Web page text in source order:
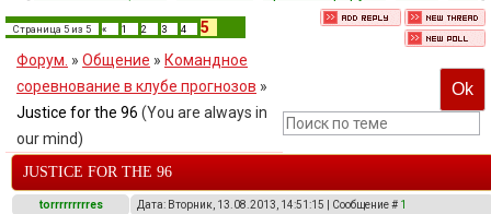
Страница 5 из 5 « 1 2 3 4
5
Форум. » Общение » Командное
соревнование в клубе прогнозов »
Justice for the 96 (You are always in
our mind)
JUSTICE FOR THE 96
torrrrrrrrres Дата: Вторник, 13.08.2013, 14:51:15 | Сообщение # 1